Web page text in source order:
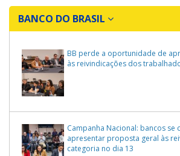
BANCO DO BRASIL
BB perde a oportunidade de
às reivindicações dos
Campanha Nacional: bancos se
apresentar proposta geral às
categoria no dia 13